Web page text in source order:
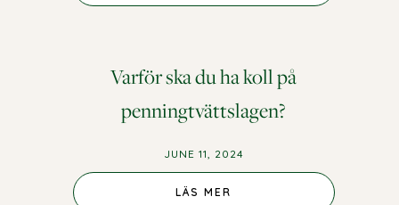
Varför ska du ha koll på
penningtvättslagen?
JUNE 11, 2024
LÄS MER